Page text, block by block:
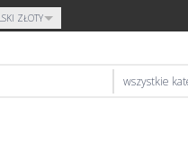
ZŁOTY
wszystkie